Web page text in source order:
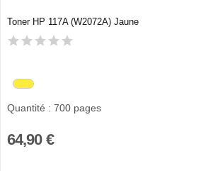
Toner HP 117A (W2072A) Jaune
Quantité : 700 pages
64,90 €